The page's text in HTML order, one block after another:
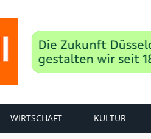
WIRTSCHAFT KULTUR